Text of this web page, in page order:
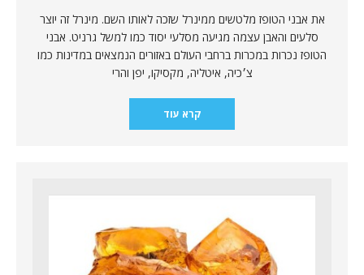
את אבני הטופז מלטשים ממינרל שזכה לאותו השם. מינרל זה יוצר
סלעים והאבן עצמה מגיעה מסלעי יסוד כמו למשל גרניט. אבני
הטופז נכרות במכרות ברחבי העולם באזורים הנמצאים במדינות כמו
צ׳כיה, איטליה, מקסיקו, יפן והרי
קרא עוד